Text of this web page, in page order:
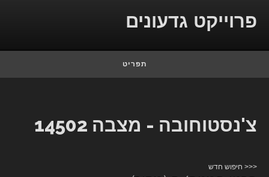
פרוייקט גדעונים
תפריט
צ'נסטוחובה - מצבה 14502
<<< חיפוש חדש